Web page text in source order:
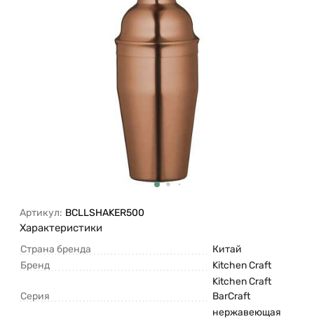
Артикул: BCLLSHAKER500
Характеристики
Страна бренда
Китай
Бренд
Kitchen Craft
Серия
Kitchen Craft
BarСraft
нержавеющая